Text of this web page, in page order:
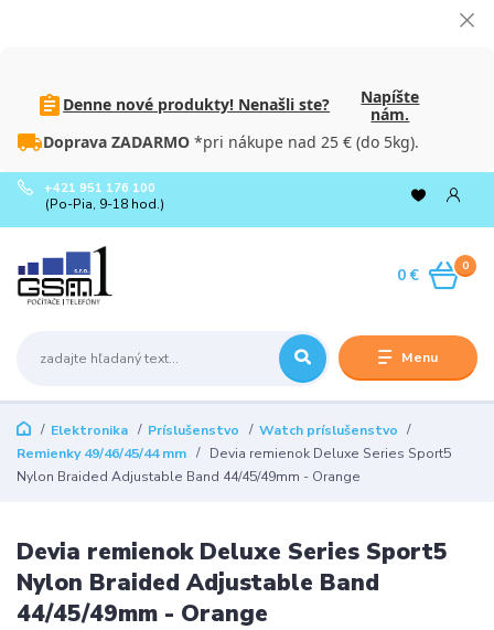
Denne nové produkty! Nenašli ste?
Napíšte
nám.
Doprava ZADARMO *pri nákupe nad 25 € (do 5kg).
Menu
+421 951 176 100
(Po-Pia, 9-18 hod.)
0
0 €
Elektronika Príslušenstvo
Watch príslušenstvo
Remienky 49/46/45/44 mm
Devia remienok Deluxe Series Sport5
Nylon Braided Adjustable Band 44/45/49mm - Orange
Devia remienok Deluxe Series Sport5
Nylon Braided Adjustable Band
44/45/49mm - Orange